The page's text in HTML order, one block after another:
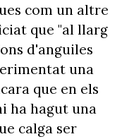
com un altre
que "al llarg
d'anguiles
una
que en els
ha hagut una
calga ser